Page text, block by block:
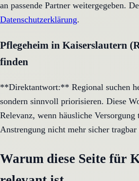
an passende Partner weitergegeben.
Datenschutzerklärung.
Pflegeheim in Kaiserslautern
finden
**Direktantwort:** Regional suchen
sondern sinnvoll priorisieren. Diese
Relevanz, wenn häusliche Versorgung
Anstrengung nicht mehr sicher tragbar
Warum diese Seite für